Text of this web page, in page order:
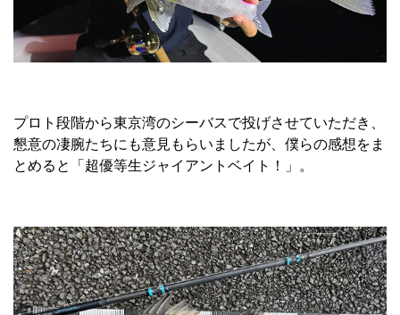
プロト段階から東京湾のシーバスで投げさせていただき、
懇意の凄腕たちにも意見もらいましたが、僕らの感想をま
とめると「超優等生ジャイアントベイト！」。